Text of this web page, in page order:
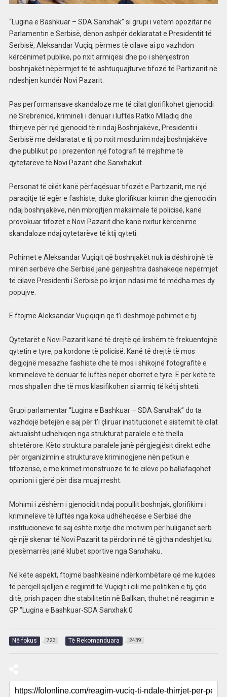
“Lugina e Bashkuar – SDA Sanxhak” si grupi i vetëm opozitar në
Parlamentin e Serbisë, dënon ashpër deklaratat e Presidentit të
Serbisë, Aleksandar Vuçiq, përmes të cilave ai po vazhdon
kërcënimet publike, po nxit armiqësi dhe po i shënjestron
boshnjakët nëpërmjet të të ashtuquajturve tifozë të Partizanit në
ndeshjen kundër Novi Pazarit.
Pas performansave skandaloze me të cilat glorifikohet gjenocidi
në Srebrenicë, krimineli i dënuar i luftës Ratko Mlladiq dhe
thirrjeve për një gjenocid të ri ndaj Boshnjakëve, Presidenti i
Serbisë me deklaratat e tij po nxit mosdurim ndaj boshnjakëve
dhe publikut po i prezenton një fotografi të rrejshme të
qytetarëve të Novi Pazarit dhe Sanxhakut.
Personat të cilët kanë përfaqësuar tifozët e Partizanit, me një
paraqitje të egër e fashiste, duke glorifikuar krimin dhe gjenocidin
ndaj boshnjakëve, nën mbrojtjen maksimale të policisë, kanë
provokuar tifozët e Novi Pazarit dhe kanë nxitur kërcënime
skandaloze ndaj qytetarëve të ktij qyteti.
Pohimet e Aleksandar Vuçiqit që boshnjakët nuk ia dëshirojnë të
mirën serbëve dhe Serbisë janë gënjeshtra dashakeqe nëpërmjet
të cilave Presidenti i Serbisë po krijon ndasi më të mëdha mes dy
popujve.
E ftojmë Aleksandar Vuçiqiqin që t’i dëshmojë pohimet e tij.
Qytetarët e Novi Pazarit kanë të drejtë që lirshëm të frekuentojnë
qytetin e tyre, pa kordone të policisë. Kanë të drejtë të mos
dëgjojnë mesazhe fashiste dhe të mos i shikojnë fotografitë e
kriminelëve të dënuar të luftës nëpër oborret e tyre. E për këtë të
mos shpallen dhe të mos klasifikohen si armiq të këtij shteti.
Grupi parlamentar “Lugina e Bashkuar – SDA Sanxhak” do ta
vazhdojë betejën e saj për t’i çliruar institucionet e sistemit të cilat
aktualisht udhëhiqen nga strukturat paralele e të thella
shtetërore. Këto struktura paralele janë përgjegjësit direkt edhe
për organizimin e strukturave kriminogjene nën petkun e
tifozërisë, e me krimet monstruoze të të cilëve po ballafaqohet
opinioni i gjerë për disa muaj rresht.
Mohimi i zëshëm i gjenocidit ndaj popullit boshnjak, glorifikimi i
kriminelëve të luftës nga koka udhëheqëse e Serbisë dhe
institucioneve të saj është nxitje dhe motivim për huliganët serb
që një skenar të Novi Pazarit ta përdorin në të gjitha ndeshjet ku
pjesëmarrës janë klubet sportive nga Sanxhaku.
Në këte aspekt, ftojmë bashkësinë ndërkombëtare që me kujdes
të përcjell sjelljen e regjimit të Vuçiqit i cili me politikën e tij, çdo
ditë, prish paqen dhe stabilitetin në Ballkan, thuhet në reagimin e
GP “Lugina e Bashkuar-SDA Sanxhak.0
Në fokus 723 Të Rekomanduara 2439